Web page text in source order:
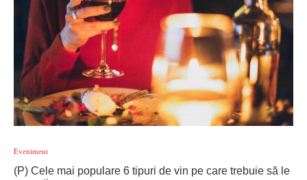
Eveniment
(P) Cele mai populare 6 tipuri de vin pe care trebuie să le